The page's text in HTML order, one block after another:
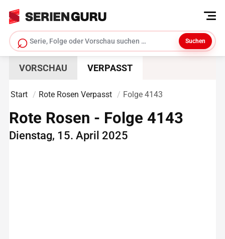
⌕
Serie suchen
Suchen
VORSCHAU VERPASST
Start Rote Rosen Verpasst Folge 4143
Rote Rosen - Folge 4143
Dienstag, 15. April 2025